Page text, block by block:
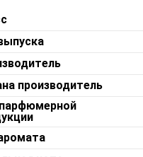
производитель